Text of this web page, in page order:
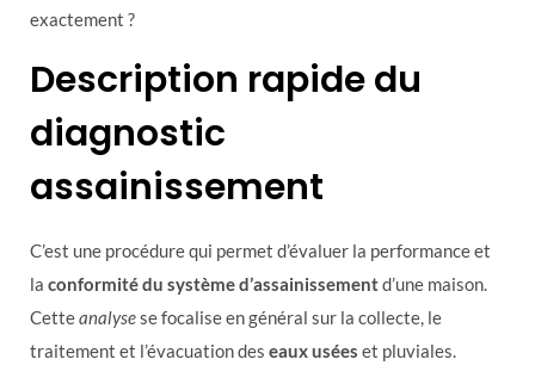
exactement ?
Description rapide du
diagnostic
assainissement
C’est une procédure qui permet d’évaluer la performance et
la conformité du système d’assainissementd’une maison.
Cetteanalysese focalise en général sur la collecte, le
traitement et l’évacuation des eaux usées et pluviales.